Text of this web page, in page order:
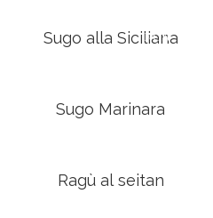
NON
Sugo alla Siciliana
Sugo Marinara
Ragù al seitan